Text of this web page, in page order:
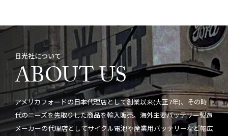
日光社について
ABOUT US
アメリカフォードの日本代理店として創業以来(大正7年)、その時
代のニーズを先取りした商品を輸入販売。海外主要バッテリー製造
メーカーの代理店としてサイクル電池や産業用バッテリーなど幅広